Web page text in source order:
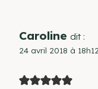
Caroline dit :
24 avril 2018 à 18h12